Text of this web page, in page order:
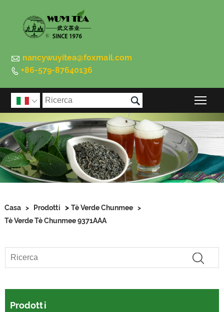
 nancywuyitea@foxmail.com
 +86-579-87640136
 
Casa > Prodotti > Tè Verde Chunmee >
Tè Verde Tè Chunmee 9371AAA
Prodotti